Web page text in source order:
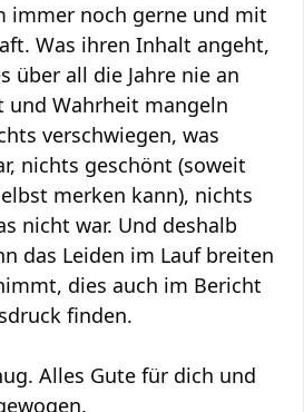
immer noch gerne und mit
Was ihren Inhalt angeht,
über all die Jahre nie an
und Wahrheit mangeln
verschwiegen, was
nichts geschönt (soweit
merken kann), nichts
nicht war. Und deshalb
das Leiden im Lauf breiten
dies auch im Bericht
finden.
Alles Gute für dich und